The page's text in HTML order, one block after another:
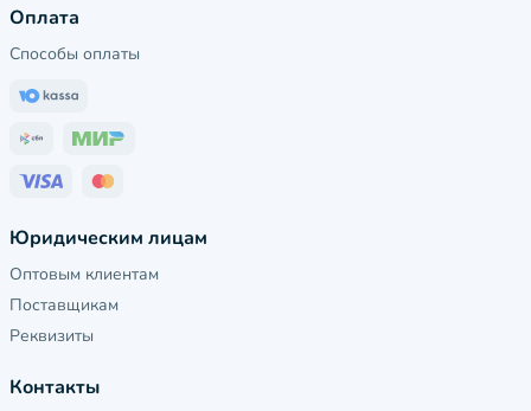
Оплата
Способы оплаты
Юридическим лицам
Оптовым клиентам
Поставщикам
Реквизиты
Контакты